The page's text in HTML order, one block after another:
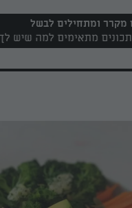
מקרר ומתחילים לבשל